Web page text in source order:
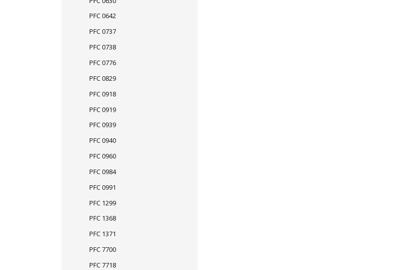
PFC 0642
PFC 0737
PFC 0738
PFC 0776
PFC 0829
PFC 0918
PFC 0919
PFC 0939
PFC 0940
PFC 0960
PFC 0984
PFC 0991
PFC 1299
PFC 1368
PFC 1371
PFC 7700
PFC 7718